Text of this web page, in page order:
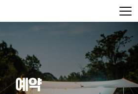
예약